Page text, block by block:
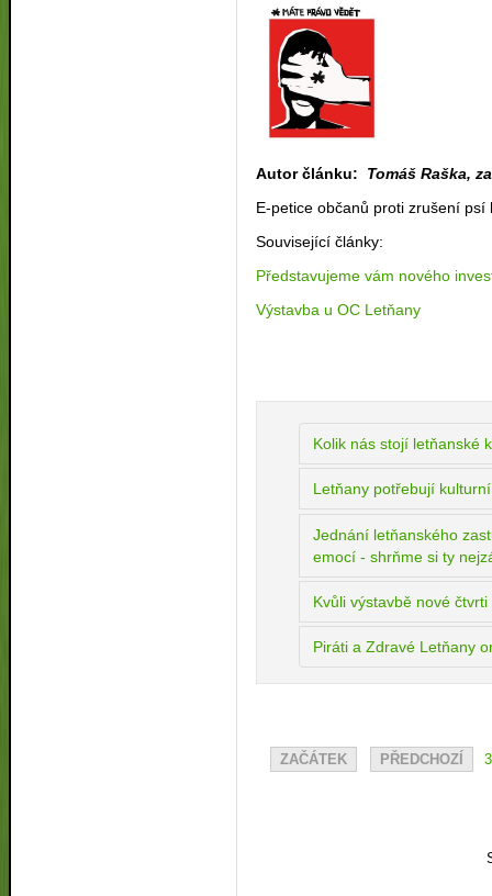
Autor článku: Tomáš Raška,
E-petice občanů proti zrušení
Související články:
Představujeme vám nového
Výstavba u OC Letňany
Kolik nás stojí letňanské
Letňany potřebují
Jednání letňanského
emocí - shrňme si ty
Kvůli výstavbě nové
Piráti a Zdravé Letňany
ZAČÁTEK PŘEDCHOZÍ 3